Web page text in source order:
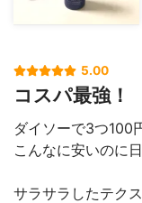
5.00
コスパ最強！
ダイソーで3つ100
こんなに安いのに
サラサラしたテク